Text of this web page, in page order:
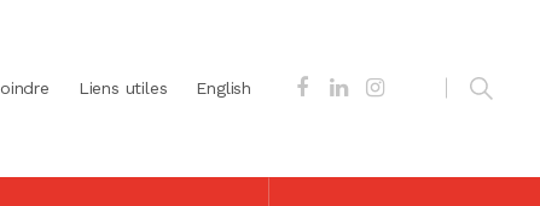
Liens utiles English